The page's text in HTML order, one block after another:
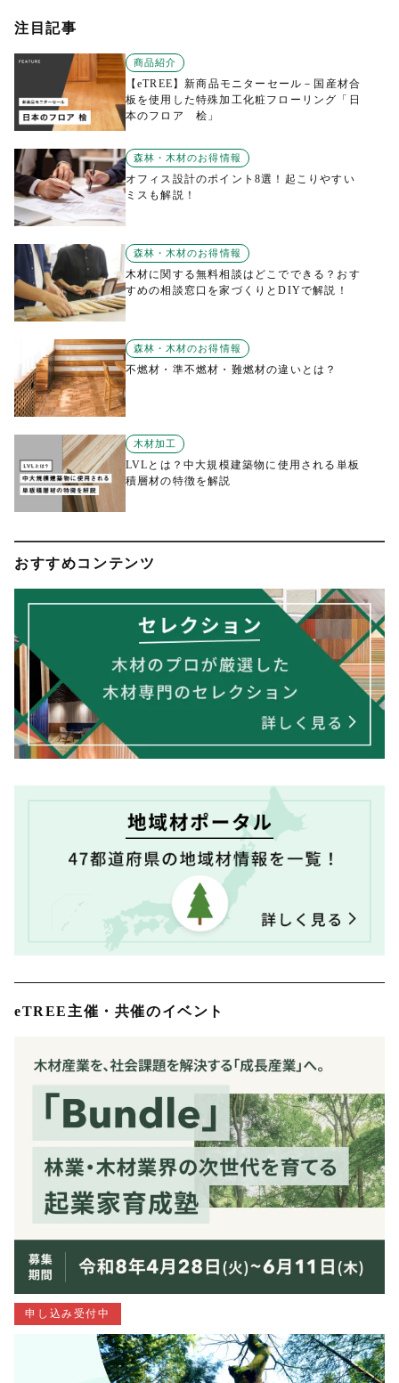
注目記事
商品紹介
【eTREE】新商品モニターセール－国産材合
板を使用した特殊加工化粧フローリング「日
本のフロア 桧」
森林・木材のお得情報
オフィス設計のポイント8選！起こりやすい
ミスも解説！
森林・木材のお得情報
木材に関する無料相談はどこでできる？おす
すめの相談窓口を家づくりとDIYで解説！
森林・木材のお得情報
不燃材・準不燃材・難燃材の違いとは？
木材加工
LVLとは？中大規模建築物に使用される単板
積層材の特徴を解説
おすすめコンテンツ
eTREE主催・共催のイベント
申し込み受付中